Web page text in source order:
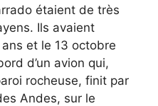
étaient de très
Ils avaient
et le 13 octobre
d’un avion qui,
rocheuse, finit par
Andes, sur le